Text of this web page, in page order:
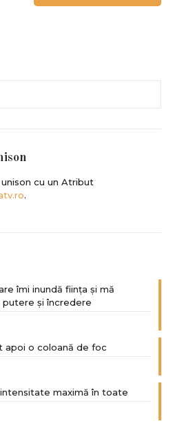
cu un Atribut
.
îmi inundă ființa și mă
putere și încredere
apoi o coloană de foc
maximă în toate